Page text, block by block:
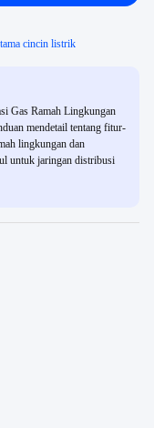
cincin listrik
Gas Ramah Lingkungan
mendetail tentang fitur-
lingkungan dan
untuk jaringan distribusi